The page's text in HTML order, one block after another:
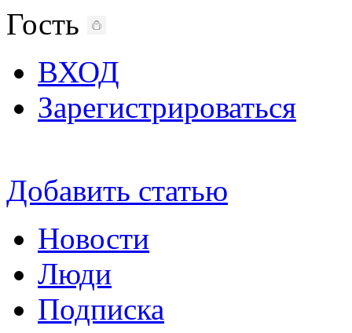
Гость
ВХОД
Зарегистрироваться
Добавить статью
Новости
Люди
Подписка